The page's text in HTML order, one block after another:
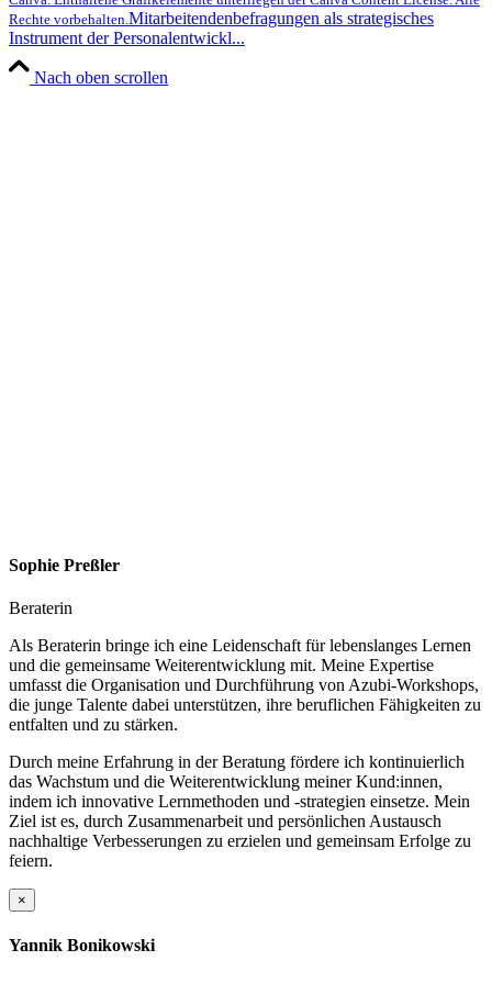
Rechte vorbehalten. Mitarbeitendenbefragungen als strategisches
Instrument der Personalentwickl...
Nach oben scrollen
Sophie Preßler
Beraterin
Als Beraterin bringe ich eine Leidenschaft für lebenslanges Lernen
und die gemeinsame Weiterentwicklung mit. Meine Expertise
umfasst die Organisation und Durchführung von Azubi-Workshops,
die junge Talente dabei unterstützen, ihre beruflichen Fähigkeiten zu
entfalten und zu stärken.
Durch meine Erfahrung in der Beratung fördere ich kontinuierlich
das Wachstum und die Weiterentwicklung meiner Kund:innen,
indem ich innovative Lernmethoden und -strategien einsetze. Mein
Ziel ist es, durch Zusammenarbeit und persönlichen Austausch
nachhaltige Verbesserungen zu erzielen und gemeinsam Erfolge zu
feiern.
×
Yannik Bonikowski